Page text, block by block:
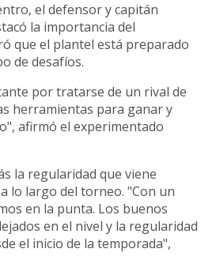
el defensor y capitán
la importancia del
que el plantel está preparado
de desafíos.
por tratarse de un rival de
herramientas para ganar y
afirmó el experimentado
la regularidad que viene
lo largo del torneo. "Con un
en la punta. Los buenos
en el nivel y la regularidad
el inicio de la temporada",